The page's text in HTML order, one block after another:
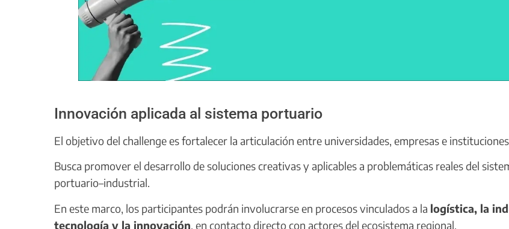
Innovación aplicada al sistema portuario
El objetivo del challenge es fortalecer la articulación entre universidades, empresas e
Busca promover el desarrollo de soluciones creativas y aplicables a problemáticas reales del
portuario–industrial.
En este marco, los participantes podrán involucrarse en procesos vinculados a la logística, la
tecnología y la innovación, en contacto directo con actores del ecosistema regional.